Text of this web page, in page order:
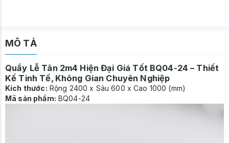
MÔ TẢ
Quầy Lễ Tân 2m4 Hiện Đại Giá Tốt BQ04-24 – Thiết
Kế Tinh Tế, Không Gian Chuyên Nghiệp
Kích thước: Rộng 2400 x Sâu 600 x Cao 1000 (mm)
Mã sản phẩm: BQ04-24